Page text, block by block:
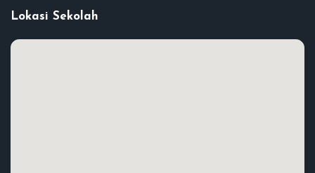
Lokasi Sekolah